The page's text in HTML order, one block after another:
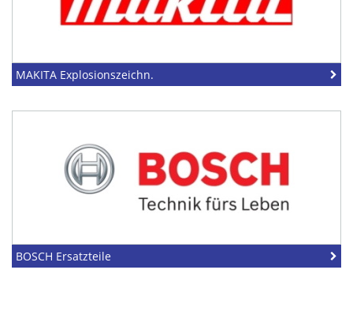
MAKITA Explosionszeichn.
BOSCH Ersatzteile